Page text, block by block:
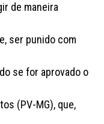
de maneira
ser punido com
se for aprovado o
(PV-MG), que,